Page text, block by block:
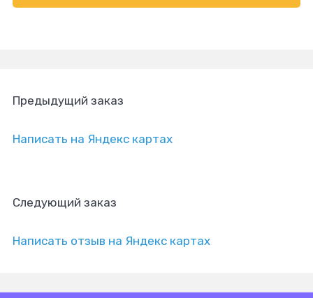
Предыдущий заказ
Написать на Яндекс картах
Следующий заказ
Написать отзыв на Яндекс картах